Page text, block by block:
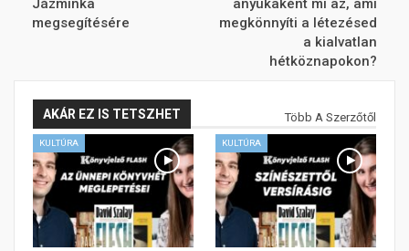
Jázminka
megsegítésére
anyukaként mi az, ami
megkönnyíti a létezésed
a kialvatlan
hétköznapokon?
AKÁR EZ IS TETSZHET Több A Szerzőtől
KULTÚRA KULTÚRA